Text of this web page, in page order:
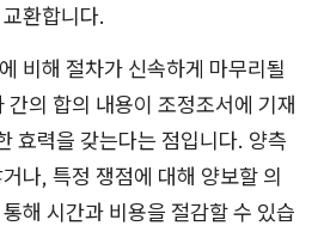
환합니다.
비해 절차가 신속하게 마무리될
의 합의 내용이 조정조서에 기재
효력을 갖는다는 점입니다. 양측
나, 특정 쟁점에 대해 양보할 의
해 시간과 비용을 절감할 수 있습